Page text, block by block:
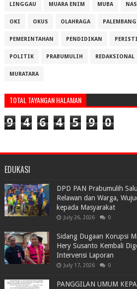
LINGGAU MUARA ENIM MUBA
OKI OKUS OLAHRAGA PALEMBANG
PEMERINTAHAN PENDIDIKAN
POLITIK PRABUMULIH REDAKSIONAL
MURATARA
TOTAL TAYANGAN HALAMAN
9 4 6 4 5 9 0
EDUKASI
DPD PAN Prabumulih
Relawan dan Warga,
kepada Masyarakat
July 26, 2026 0
Sidang Dugaan Korupsi
Hery Susanto Kembali
Intervensi Laporan
July 17, 2026 0
PANGGILAN UMUM